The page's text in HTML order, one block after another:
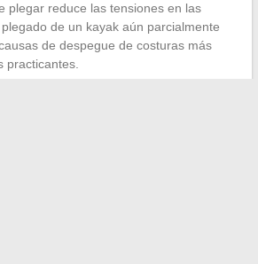
plegar reduce las tensiones en las
de un kayak aún parcialmente
de despegue de costuras más
practicantes.